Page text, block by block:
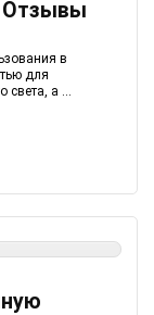
Отзывы
в
для
света, а ...